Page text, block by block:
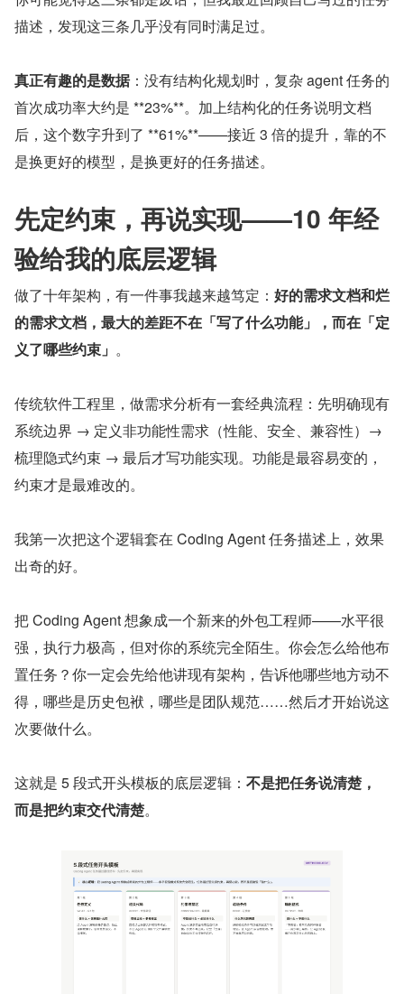
描述，发现这三条几乎没有同时满足过。
真正有趣的是数据：没有结构化规划时，复杂 agent 任务的
首次成功率大约是 **23%**。加上结构化的任务说明文档
后，这个数字升到了 **61%**——接近 3 倍的提升，靠的不
是换更好的模型，是换更好的任务描述。
先定约束，再说实现——10 年经
验给我的底层逻辑
做了十年架构，有一件事我越来越笃定： 好的需求文档和烂
的需求文档，最大的差距不在「写了什么功能」，而在「定
义了哪些约束」 。
传统软件工程里，做需求分析有一套经典流程：先明确现有
系统边界 → 定义非功能性需求（性能、安全、兼容性）→
梳理隐式约束 → 最后才写功能实现。功能是最容易变的，
约束才是最难改的。
我第一次把这个逻辑套在 Coding Agent 任务描述上，效果
出奇的好。
把 Coding Agent 想象成一个新来的外包工程师——水平很
强，执行力极高，但对你的系统完全陌生。你会怎么给他布
置任务？你一定会先给他讲现有架构，告诉他哪些地方动不
得，哪些是历史包袱，哪些是团队规范……然后才开始说这
次要做什么。
这就是 5 段式开头模板的底层逻辑： 不是把任务说清楚，
而是把约束交代清楚。